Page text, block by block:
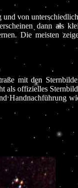
und von
dann als
Die meisten
mit den
als offizielles
Handnachführung